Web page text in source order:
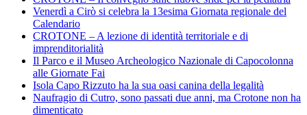
Venerdì a Cirò si celebra la 13esima Giornata regionale del
Calendario
CROTONE – A lezione di identità territoriale e di
imprenditorialità
Il Parco e il Museo Archeologico Nazionale di Capocolonna
alle Giornate Fai
Isola Capo Rizzuto ha la sua oasi canina della legalità
Naufragio di Cutro, sono passati due anni, ma Crotone non ha
dimenticato